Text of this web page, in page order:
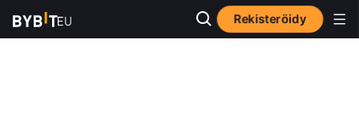
Rekisteröidy